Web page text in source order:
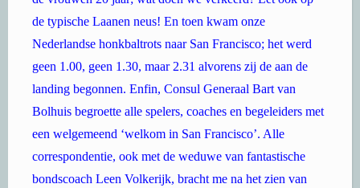
de typische Laanen neus! En toen kwam onze
Nederlandse honkbaltrots naar San Francisco; het werd
geen 1.00, geen 1.30, maar 2.31 alvorens zij de aan de
landing begonnen. Enfin, Consul Generaal Bart van
Bolhuis begroette alle spelers, coaches en begeleiders met
een welgemeend ‘welkom in San Francisco’. Alle
correspondentie, ook met de weduwe van fantastische
bondscoach Leen Volkerijk, bracht me na het zien van